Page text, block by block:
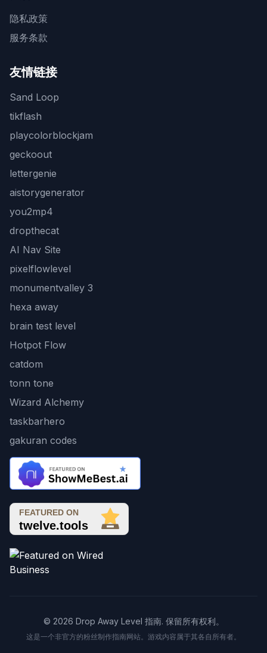
隐私政策
服务条款
友情链接
Sand Loop
tikflash
playcolorblockjam
geckoout
lettergenie
aistorygenerator
you2mp4
dropthecat
AI Nav Site
pixelflowlevel
monumentvalley 3
hexa away
brain test level
Hotpot Flow
catdom
tonn tone
Wizard Alchemy
taskbarhero
gakuran codes
© 2026 Drop Away Level 指南. 保留所有权利。
这是一个非官方的粉丝制作指南网站。游戏内容属于其各自所有者。